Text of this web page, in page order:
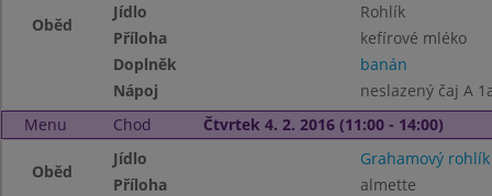
Oběd
Jídlo
Rohlík
Příloha
kefírové mléko
Doplněk
banán
Nápoj
neslazený čaj A
Menu
Chod Čtvrtek 4. 2. 2016 (11:00 - 14:00)
Oběd
Jídlo
Grahamový rohlík
Příloha
almette